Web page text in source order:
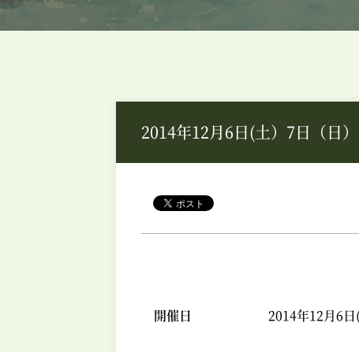
2014年12月6日(土）7日（日
開催日 2014年12月6